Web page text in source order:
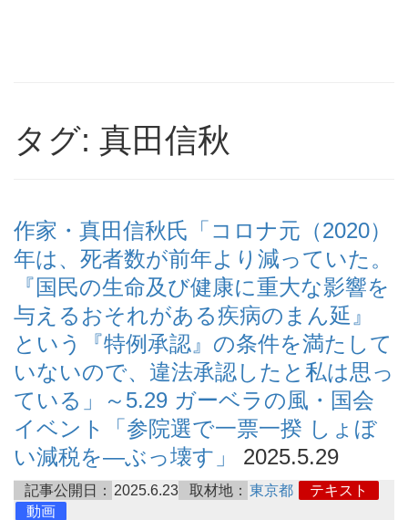
タグ: 真田信秋
作家・真田信秋氏「コロナ元（2020）
年は、死者数が前年より減っていた。
『国民の生命及び健康に重大な影響を
与えるおそれがある疾病のまん延』
という『特例承認』の条件を満たして
いないので、違法承認したと私は思っ
ている」～5.29 ガーベラの風・国会
イベント「参院選で一票一揆 しょぼ
い減税を―ぶっ壊す」
2025.5.29
記事公開日： 2025.6.23 取材地： 東京都
テキスト
動画